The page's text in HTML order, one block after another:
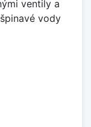
ventily a
vody